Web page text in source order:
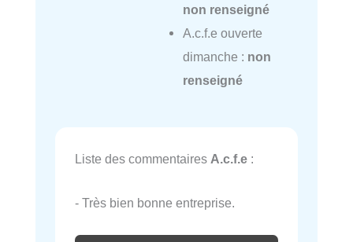
non renseigné
A.c.f.e ouverte
dimanche : non
renseigné
Liste des commentaires A.c.f.e :
- Très bien bonne entreprise.